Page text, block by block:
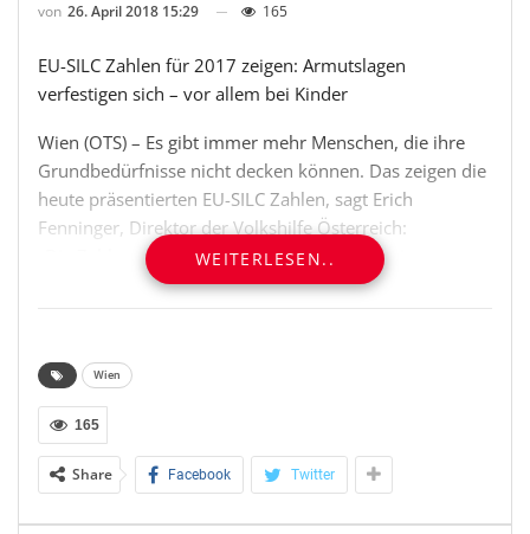
von 26. April 2018 15:29 165
EU-SILC Zahlen für 2017 zeigen: Armutslagen
verfestigen sich – vor allem bei Kinder
Wien (OTS) – Es gibt immer mehr Menschen, die ihre
Grundbedürfnisse nicht decken können. Das zeigen die
heute präsentierten EU-SILC Zahlen, sagt Erich
Fenninger, Direktor der Volkshilfe Österreich:
„Die Zahlen machen außerdem klar, dass es immer
mehr Kinder gibt, deren Lebensbedingungen sich
verschlechtert haben. Insbesondere gibt es noch mehr
verwehrt bleibt sowie neue Kleidung, wenn die alte
leben, welchen es finanziell nicht möglich ist,
unerwartete Ausgaben zu tätigen und welche mit
Zahlungen im Rückstand sind.“
WEITERLESEN..
Wien
165
Share Facebook Twitter